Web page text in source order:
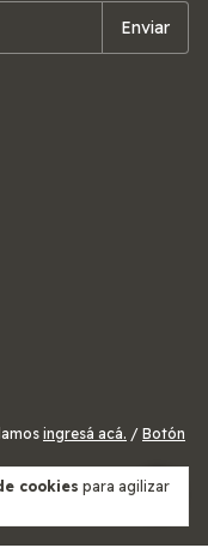
cookies para agilizar
ingresá acá. / Botón
Todos los derechos